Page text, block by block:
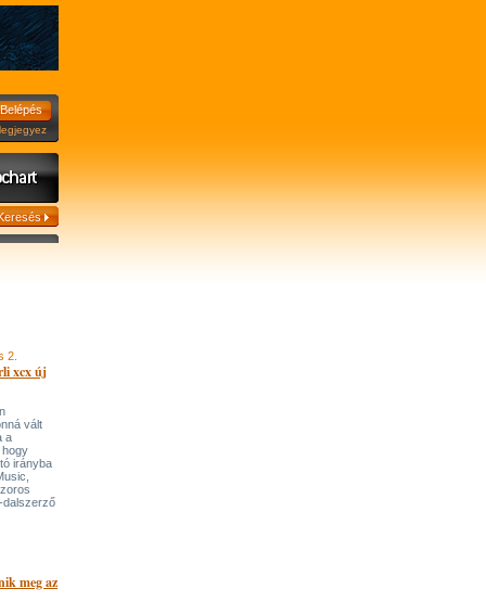
2.
xcx új
vált
a
hogy
irányba
dalszerző
meg az